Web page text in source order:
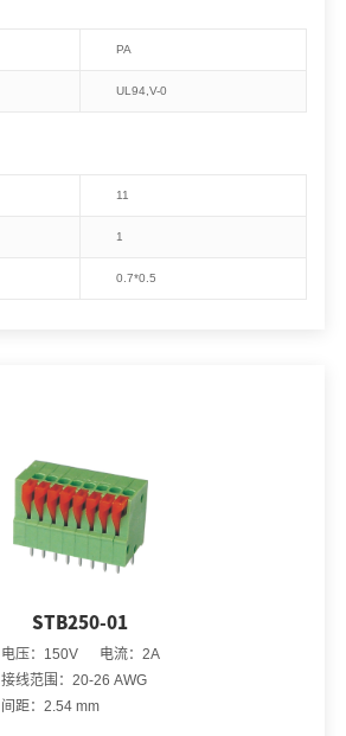
STB250-01
电压：150V 电流：2A
接线范围：20-26 AWG
间距：2.54 mm
PA
UL94, V-0
11
1
0.7*0.5